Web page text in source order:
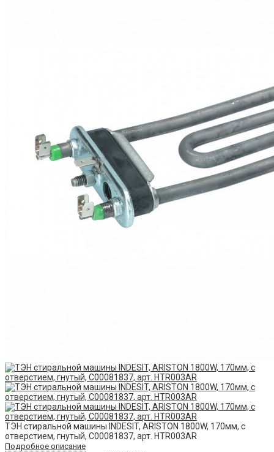
ТЭН стиральной машины INDESIT, ARISTON 1800W, 170мм, с
отверстием, гнутый, C00081837, арт. HTR003AR
Подробное описание